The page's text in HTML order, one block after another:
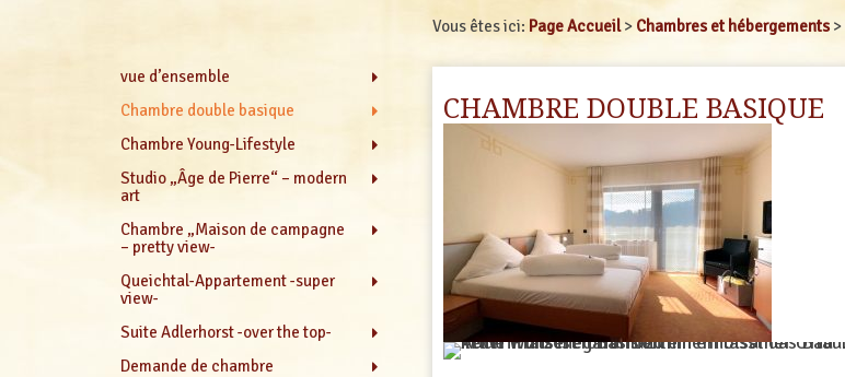
Vous êtes ici: Page Accueil> Chambres et hébergements>
CHAMBRE DOUBLE BASIQUE
vue d’ensemble
Chambre double basique
Chambre Young-Lifestyle
Studio „Âge de Pierre“ – modern
art
Chambre „Maison de campagne
– pretty view-
Queichtal-Appartement -super
view-
Suite Adlerhorst -over the top-
Demande de chambre